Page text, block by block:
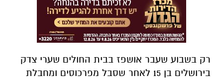
רק בשבוע שעבר אושפז בבית החולים שערי צדק
בירושלים בן 15 לאחר שסבל מפרכוסים ומחבלת